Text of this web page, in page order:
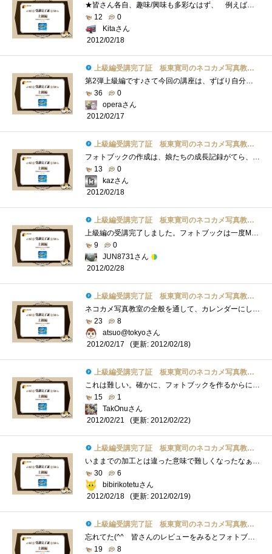
★皆さん各自、趣味/興味も多彩なはず、 例えば星座、ペット、城などの歴史的建造物、アンティーク、 各種スポーツ、旅行の思い出、レシピ�...
12
0
Kitaさん
2012/02/18
上級編受講完了証 板東寛司のネコカメ写真教室パート2
第2弾上級編です♪さて今回の講座は、ずばり自分だけのフォトブック作りです♪まず、撮影した写真からお気に入りの写真を選びレイアウトなど�...
36
0
operaさん
2012/02/17
上級編受講完了証 板東寛司のネコカメ写真教室パート2
フォトブックの作成は、娘たちの成長記録がてら、毎年行っています。（「Photoback」というサービスを使っています。フォトブック作成サービス�...
13
0
kazさん
2012/02/18
上級編受講完了証 板東寛司のネコカメ写真教室パート2
上級編の受講完了しました。フォトブックは一度MacのiPhotoから作成したことがあります。やっぱり形として残るのは良いですよね。問題はそれな�...
9
0
JUN8731さん
2012/02/28
上級編受講完了証 板東寛司のネコカメ写真教室パート2
ネコカメ写真教室の全般を通して、カレンダーにしろスライドショーにしろ、今回の写真集などは特に撮影時からテーマを決めて撮ることが重要�...
23
8
atsuo@tokyoさん
2012/02/17
(更新: 2012/02/18)
上級編受講完了証 板東寛司のネコカメ写真教室パート2
これは難しい。確かに、フォトブックを作るからにはテーマがいる。しかしこういうのって、例もそうだけど、今まで撮った写真からテーマを決�...
15
1
TakOnuさん
2012/02/21
(更新: 2012/02/22)
上級編受講完了証 板東寛司のネコカメ写真教室パート2
いままでの加工とは違った意味で難しくなったなぁラフかぁ・・・・仕事で一杯書いてるよwwwでもこれって色々な応用ができるかなぁと読みなが�...
30
6
bibirikotetuさん
2012/02/18
(更新: 2012/02/19)
上級編受講完了証 板東寛司のネコカメ写真教室パート2
忘れてた(^^ゞ皆さんのレビューをみるとフォトブックを創れるのは記念にはなるね。でもまず写真が程度上手くないとね。あと動くもの対象だと�...
19
8